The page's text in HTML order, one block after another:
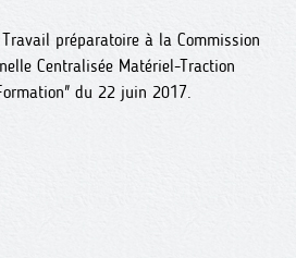
Travail préparatoire à la Commission
Centralisée Matériel-Traction
du 22 juin 2017.